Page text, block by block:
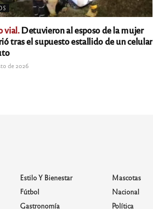
vial.Detuvieron al esposo de la mujer
tras el supuesto estallido de un celular
de 2026
Estilo Y Bienestar
Fútbol
Gastronomía
Mascotas
Nacional
Política